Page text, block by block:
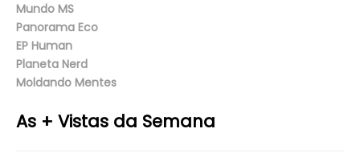
Mundo MS
Panorama Eco
EP Human
Planeta Nerd
Moldando Mentes
As + Vistas da Semana